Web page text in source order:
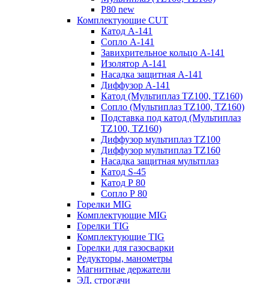
P80 new
Комплектующие CUT
Катод A-141
Сопло А-141
Завихрительное кольцо A-141
Изолятор А-141
Насадка защитная A-141
Диффузор A-141
Катод (Мультиплаз TZ100, TZ160)
Сопло (Мультиплаз TZ100, TZ160)
Подставка под катод (Мультиплаз
TZ100, TZ160)
Диффузор мультиплаз TZ100
Диффузор мультиплаз TZ160
Насадка защитная мультплаз
Катод S-45
Катод Р 80
Сопло Р 80
Горелки MIG
Комплектующие MIG
Горелки TIG
Комплектующие TIG
Горелки для газосварки
Редукторы, манометры
Магнитные держатели
ЭД, строгачи